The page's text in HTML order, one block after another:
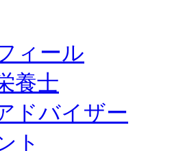
ィール
養士
ドバイザー
ト